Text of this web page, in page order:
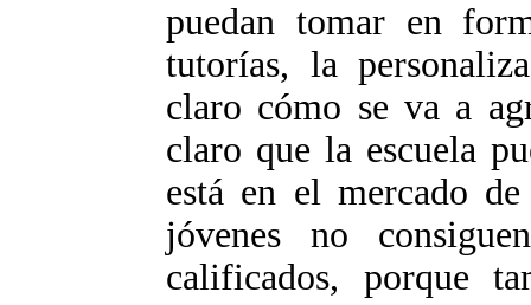
puedan tomar en
tutorías, la
claro cómo se va a
claro que la escuela
está en el mercado
jóvenes no
calificados, porque